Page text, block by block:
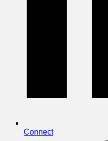
Connect